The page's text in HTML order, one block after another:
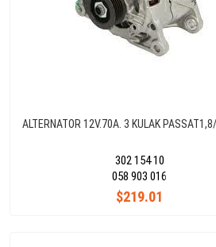
ALTERNATOR 12V.70A. 3 KULAK
302 154 10
$219.01
058 903 016